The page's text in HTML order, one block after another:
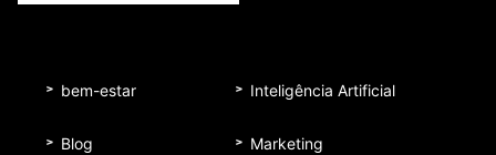
bem-estar
Blog
Inteligência Artificial
Marketing